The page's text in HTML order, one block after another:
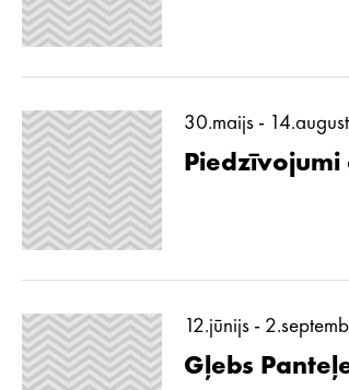
30.maijs -
12.jūnijs -
Gļebs